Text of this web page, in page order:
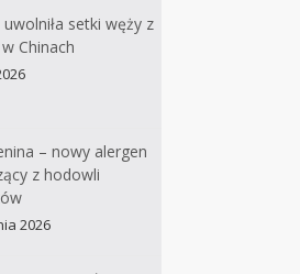
setki węży z
Chinach
– nowy alergen
z hodowli
2026